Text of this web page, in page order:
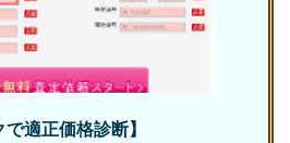
で適正価格診断】